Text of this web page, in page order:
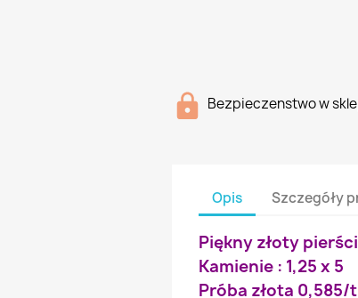
Bezpieczenstwo w
Opis Szczegóły
Piękny złoty
Kamienie : 1,25 x 5
Próba złota 0,585/